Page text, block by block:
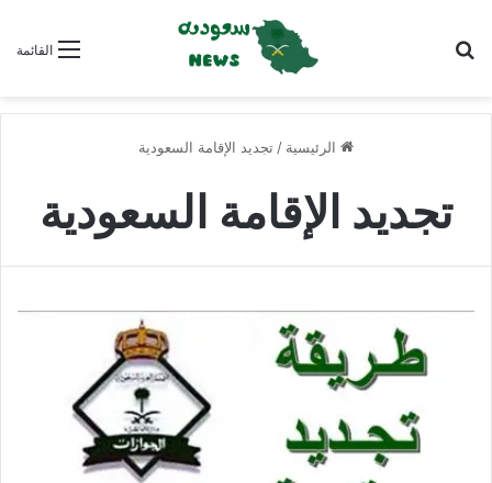
القائمة
الرئيسية / تجديد الإقامة السعودية
تجديد الإقامة السعودية